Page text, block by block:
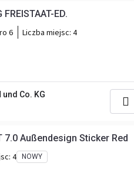
ED.
6 Liczba miejsc: 4
Co. KG
7.0 Außendesign Sticker Red
4 NOWY